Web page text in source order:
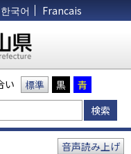
한국어 Francais
い 標準 黒 青
音声読み上げ